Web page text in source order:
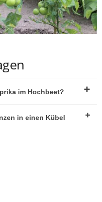
im Hochbeet?
in einen Kübel